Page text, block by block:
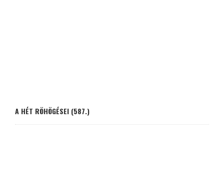
A HÉT RÖHÖGÉSEI (587.)